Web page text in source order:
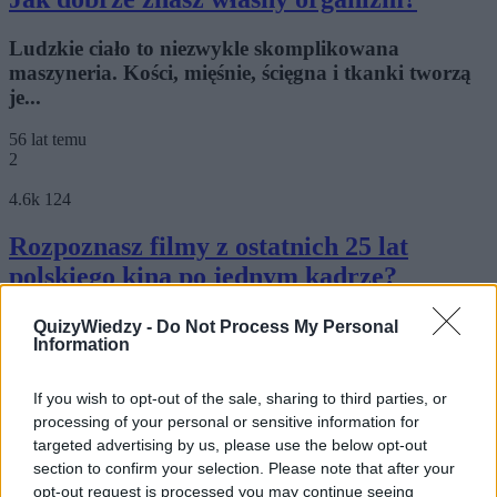
QuizyWiedzy - Do Not Process My Personal
Information
If you wish to opt-out of the sale, sharing to third parties, or
processing of your personal or sensitive information for
targeted advertising by us, please use the below opt-out
section to confirm your selection. Please note that after your
opt-out request is processed you may continue seeing
Ludzkie ciało to niezwykle skomplikowana
maszyneria. Kości, mięśnie, ścięgna i tkanki tworzą
je...
56 lat temu
2
4.6k 124
Rozpoznasz filmy z ostatnich 25 lat
polskiego kina po jednym kadrze?
25 lat - 25 filmów - odgadnij film z każdego roku
ostatniego ćwierćwiecza. Czas start!
56 lat temu
3.5k 81